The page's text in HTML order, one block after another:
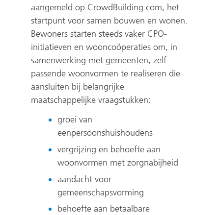
aangemeld op CrowdBuilding.com, het
startpunt voor samen bouwen en wonen.
Bewoners starten steeds vaker CPO-
initiatieven en wooncoöperaties om, in
samenwerking met gemeenten, zelf
passende woonvormen te realiseren die
aansluiten bij belangrijke
maatschappelijke vraagstukken:
groei van
eenpersoonshuishoudens
vergrijzing en behoefte aan
woonvormen met zorgnabijheid
aandacht voor
gemeenschapsvorming
behoefte aan betaalbare